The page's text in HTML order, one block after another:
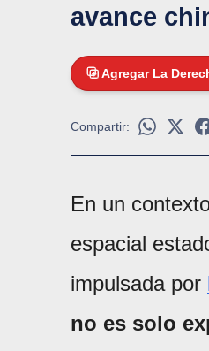
avance
Agregar La
Compartir:
En un
espacial
impulsada por
no es solo